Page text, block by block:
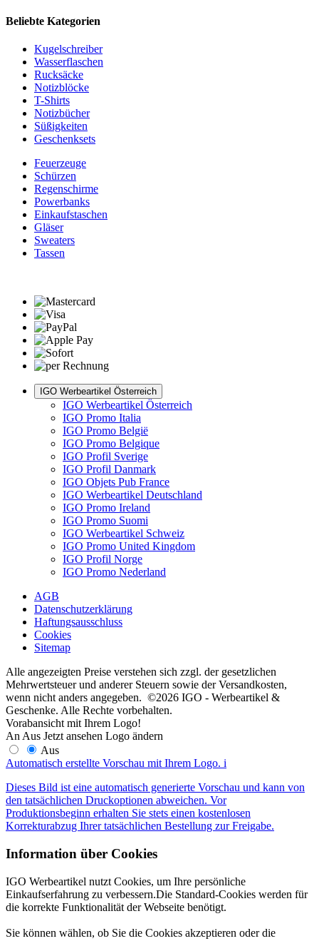
Beliebte Kategorien
Kugelschreiber
Wasserflaschen
Rucksäcke
Notizblöcke
T-Shirts
Notizbücher
Süßigkeiten
Geschenksets
Feuerzeuge
Schürzen
Regenschirme
Powerbanks
Einkaufstaschen
Gläser
Sweaters
Tassen
IGO Werbeartikel Österreich
IGO Werbeartikel Österreich
IGO Promo Italia
IGO Promo België
IGO Promo Belgique
IGO Profil Sverige
IGO Profil Danmark
IGO Objets Pub France
IGO Werbeartikel Deutschland
IGO Promo Ireland
IGO Promo Suomi
IGO Werbeartikel Schweiz
IGO Promo United Kingdom
IGO Profil Norge
IGO Promo Nederland
AGB
Datenschutzerklärung
Haftungsausschluss
Cookies
Sitemap
Alle angezeigten Preise verstehen sich zzgl. der gesetzlichen
Mehrwertsteuer und anderer Steuern sowie der Versandkosten,
wenn nicht anders angegeben. ©2026 IGO - Werbeartikel &
Geschenke. Alle Rechte vorbehalten.
Vorabansicht mit Ihrem Logo!
AnAus Jetzt ansehen Logo ändern
Aus
Automatisch erstellte Vorschau mit Ihrem Logo. i
Dieses Bild ist eine automatisch generierte Vorschau und kann von
den tatsächlichen Druckoptionen abweichen. Vor
Produktionsbeginn erhalten Sie stets einen kostenlosen
Korrekturabzug Ihrer tatsächlichen Bestellung zur Freigabe.
Information über Cookies
IGO Werbeartikel nutzt Cookies, um Ihre persönliche
Einkaufserfahrung zu verbessern.Die Standard-Cookies werden für
die korrekte Funktionalität der Webseite benötigt.
Sie können wählen, ob Sie die Cookies akzeptieren oder die